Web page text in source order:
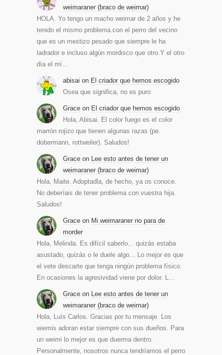
weimaraner (braco de weimar)
HOLA. Yo tengo un macho weimar de 2 años y he
tenido el mismo problema.con el perro del vecino
que es un mestizo pesado que siempre le ha
ladrador e incluso algún mordisco que otro.Y el otro
día el mí…
abisai on El criador que hemos escogido
Osea que significa, no es puro
Grace on El criador que hemos escogido
Hola, Abisai. El color fuego es el color
marrón rojizo que tienen algunas razas (pe.
dobermann, rottweiler). Saludos!
Grace on Lee esto antes de tener un
weimaraner (braco de weimar)
Hola, Maite. Adoptadla, de hecho, ya os conoce.
No deberíais de tener problema con vuestra hija.
Saludos!
Grace on Mi weimaraner no para de
morder
Hola, Melinda. Es difícil saberlo... quizás estaba
asustado, quizás o le duele algo... Lo mejor es que
el vete descarte que tenga ningún problema físico.
En ocasiones la agresividad viene por dolor. L…
Grace on Lee esto antes de tener un
weimaraner (braco de weimar)
Hola, Luís Carlos. Gracias por tu mensaje. Los
wiemis adoran estar siempre con sus dueños. Para
un weimi lo mejor es que duerma dentro.
Personalmente, nosotros nunca tendríamos el perro